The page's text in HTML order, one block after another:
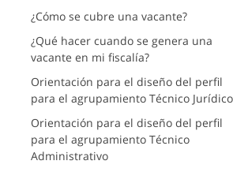
¿Cómo se cubre una vacante?
¿Qué hacer cuando se genera una
vacante en mi fiscalía?
Orientación para el diseño del perfil
para el agrupamiento Técnico Jurídico
Orientación para el diseño del perfil
para el agrupamiento Técnico
Administrativo